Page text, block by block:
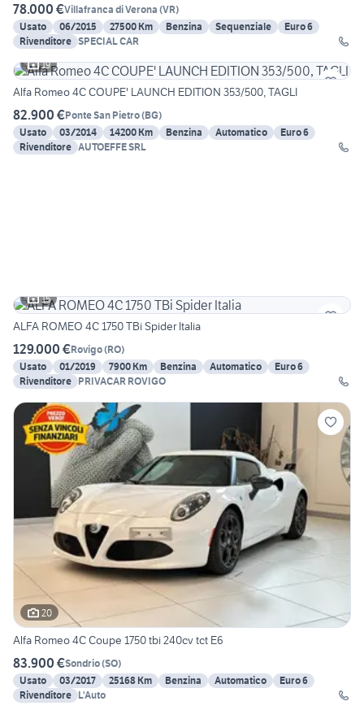
78.000 €Villafranca di Verona (VR)
Usato
06/2015 27500 Km Benzina Sequenziale
Euro 6
Rivenditore SPECIAL CAR
19
Alfa Romeo 4C COUPE' LAUNCH EDITION 353/500, TAGLI
82.900 €Ponte San Pietro(BG)
Usato
03/2014 14200 Km Benzina Automatico
Euro 6
Rivenditore AUTOEFFE SRL
15
ALFA ROMEO 4C 1750 TBi Spider Italia
129.000 €Rovigo(RO)
Usato
01/2019 7900 Km Benzina Automatico
Euro 6
Rivenditore PRIVACAR ROVIGO
20
Alfa Romeo 4C Coupe 1750 tbi 240cv tct E6
83.900 €Sondrio(SO)
Usato
03/2017 25168 Km Benzina Automatico
Euro 6
Rivenditore L'Auto